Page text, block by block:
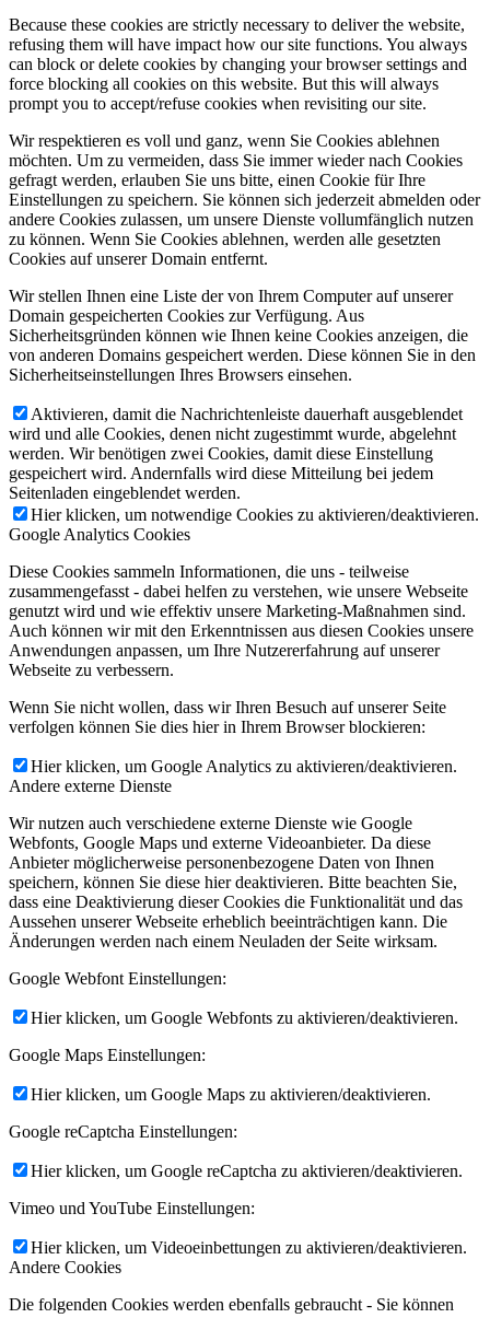
Because these cookies are strictly necessary to deliver the website,
refusing them will have impact how our site functions. You always
can block or delete cookies by changing your browser settings and
force blocking all cookies on this website. But this will always
prompt you to accept/refuse cookies when revisiting our site.
Wir respektieren es voll und ganz, wenn Sie Cookies ablehnen
möchten. Um zu vermeiden, dass Sie immer wieder nach Cookies
gefragt werden, erlauben Sie uns bitte, einen Cookie für Ihre
Einstellungen zu speichern. Sie können sich jederzeit abmelden oder
andere Cookies zulassen, um unsere Dienste vollumfänglich nutzen
zu können. Wenn Sie Cookies ablehnen, werden alle gesetzten
Cookies auf unserer Domain entfernt.
Wir stellen Ihnen eine Liste der von Ihrem Computer auf unserer
Domain gespeicherten Cookies zur Verfügung. Aus
Sicherheitsgründen können wie Ihnen keine Cookies anzeigen, die
von anderen Domains gespeichert werden. Diese können Sie in den
Sicherheitseinstellungen Ihres Browsers einsehen.
Aktivieren, damit die Nachrichtenleiste dauerhaft ausgeblendet
wird und alle Cookies, denen nicht zugestimmt wurde, abgelehnt
werden. Wir benötigen zwei Cookies, damit diese Einstellung
gespeichert wird. Andernfalls wird diese Mitteilung bei jedem
Seitenladen eingeblendet werden.
Hier klicken, um notwendige Cookies zu aktivieren/deaktivieren.
Google Analytics Cookies
Diese Cookies sammeln Informationen, die uns - teilweise
zusammengefasst - dabei helfen zu verstehen, wie unsere Webseite
genutzt wird und wie effektiv unsere Marketing-Maßnahmen sind.
Auch können wir mit den Erkenntnissen aus diesen Cookies unsere
Anwendungen anpassen, um Ihre Nutzererfahrung auf unserer
Webseite zu verbessern.
Wenn Sie nicht wollen, dass wir Ihren Besuch auf unserer Seite
verfolgen können Sie dies hier in Ihrem Browser blockieren:
Hier klicken, um Google Analytics zu aktivieren/deaktivieren.
Andere externe Dienste
Wir nutzen auch verschiedene externe Dienste wie Google
Webfonts, Google Maps und externe Videoanbieter. Da diese
Anbieter möglicherweise personenbezogene Daten von Ihnen
speichern, können Sie diese hier deaktivieren. Bitte beachten Sie,
dass eine Deaktivierung dieser Cookies die Funktionalität und das
Aussehen unserer Webseite erheblich beeinträchtigen kann. Die
Änderungen werden nach einem Neuladen der Seite wirksam.
Google Webfont Einstellungen:
Hier klicken, um Google Webfonts zu aktivieren/deaktivieren.
Google Maps Einstellungen:
Hier klicken, um Google Maps zu aktivieren/deaktivieren.
Google reCaptcha Einstellungen:
Hier klicken, um Google reCaptcha zu aktivieren/deaktivieren.
Vimeo und YouTube Einstellungen:
Hier klicken, um Videoeinbettungen zu aktivieren/deaktivieren.
Andere Cookies
Die folgenden Cookies werden ebenfalls gebraucht - Sie können